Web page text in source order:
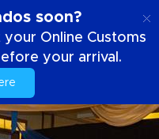
soon?
Online Customs
your arrival.